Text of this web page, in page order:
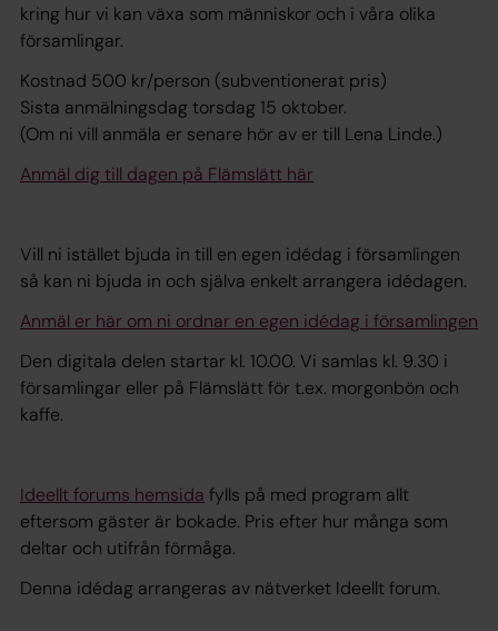
kring hur vi kan växa som människor och i våra olika
församlingar.
Kostnad 500 kr/person (subventionerat pris)
Sista anmälningsdag torsdag 15 oktober.
(Om ni vill anmäla er senare hör av er till Lena Linde.)
Anmäl dig till dagen på Flämslätt här
Vill ni istället bjuda in till en egen idédag i församlingen
så kan ni bjuda in och själva enkelt arrangera idédagen.
Anmäl er här om ni ordnar en egen idédag i församlingen
Den digitala delen startar kl. 10.00. Vi samlas kl. 9.30 i
församlingar eller på Flämslätt för t.ex. morgonbön och
kaffe.
Ideellt forums hemsida fylls på med program allt
eftersom gäster är bokade. Pris efter hur många som
deltar och utifrån förmåga.
Denna idédag arrangeras av nätverket Ideellt forum.